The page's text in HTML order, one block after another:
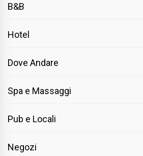
B&B
Hotel
Dove Andare
Spa e Massaggi
Pub e Locali
Negozi